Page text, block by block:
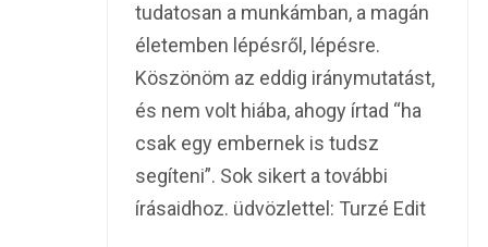
tudatosan a munkámban, a magán
életemben lépésről, lépésre.
Köszönöm az eddig iránymutatást,
és nem volt hiába, ahogy írtad “ha
csak egy embernek is tudsz
segíteni”. Sok sikert a további
írásaidhoz. üdvözlettel: Turzé Edit